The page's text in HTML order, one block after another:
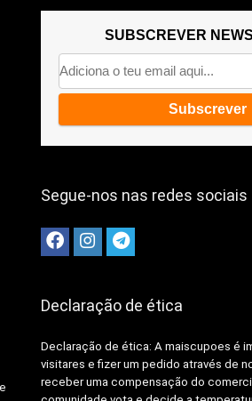
SUBSCREVER
Segue-nos nas redes sociais
Declaração de ética
Declaração de ética: Amaiscupoes é
visitares e fizer um pedido através de
receber uma compensação do